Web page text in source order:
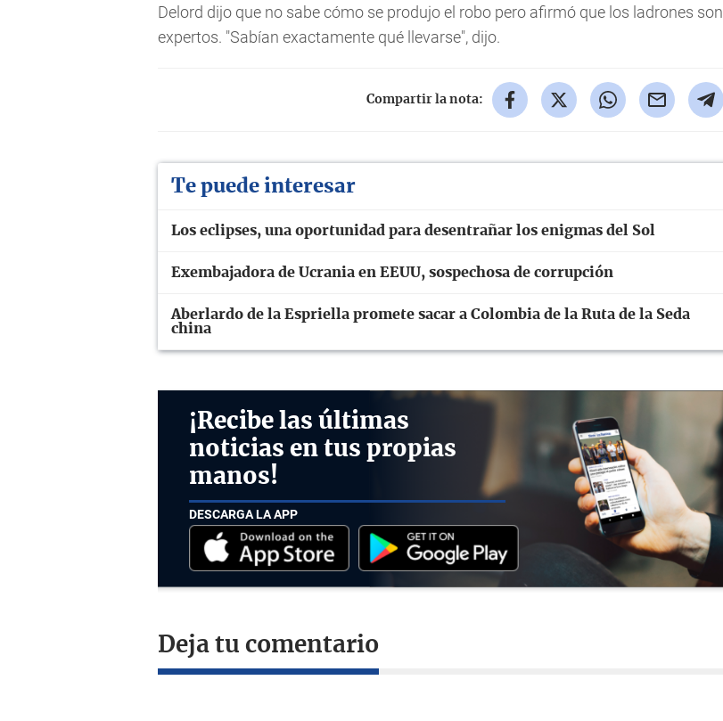
Delord dijo que no sabe cómo se produjo el robo pero afirmó que los ladrones son
expertos. "Sabían exactamente qué llevarse", dijo.
Compartir la nota:
Te puede interesar
Los eclipses, una oportunidad para desentrañar los enigmas del Sol
Exembajadora de Ucrania en EEUU, sospechosa de corrupción
Aberlardo de la Espriella promete sacar a Colombia de la Ruta de la Seda
china
¡Recibe las últimas
noticias en tus propias
manos!
DESCARGA LA APP
Deja tu comentario